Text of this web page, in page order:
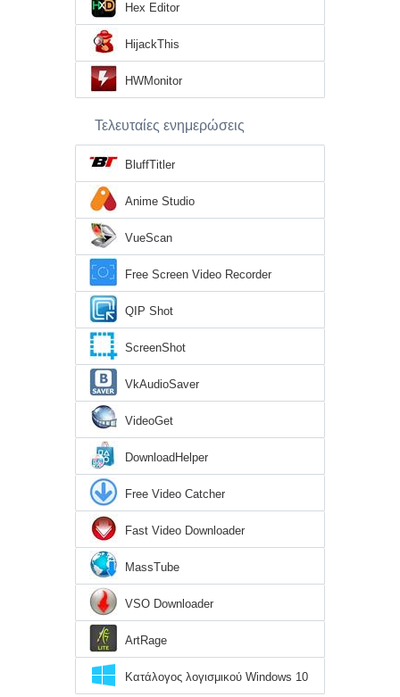
Hex Editor
HijackThis
HWMonitor
Τελευταίες ενημερώσεις
BluffTitler
Anime Studio
VueScan
Free Screen Video Recorder
QIP Shot
ScreenShot
VkAudioSaver
VideoGet
DownloadHelper
Free Video Catcher
Fast Video Downloader
MassTube
VSO Downloader
ArtRage
Κατάλογος λογισμικού Windows 10